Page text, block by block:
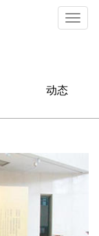
动态